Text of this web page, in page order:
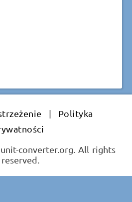
|
Polityka
converter.org. All rights
reserved.